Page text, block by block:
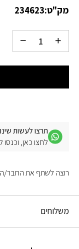
מק"ט:234623
תרצו לעשות
לחצו כאן, וכנסו
משלוחים
רוצה לשתף את החבר/